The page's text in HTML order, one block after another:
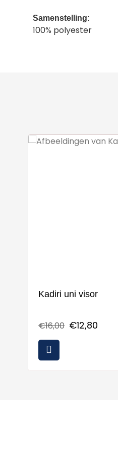
Samenstelling:
100% polyester
Kadiri uni visor
€16,00 €12,80